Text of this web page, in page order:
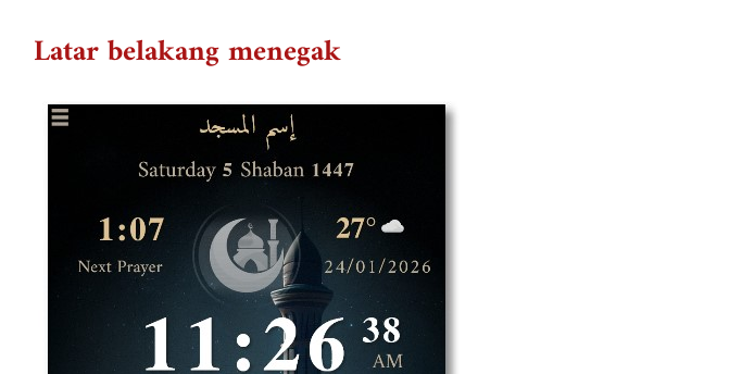
Latar belakang menegak